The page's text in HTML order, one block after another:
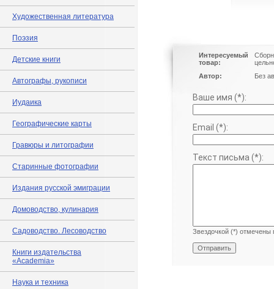
Художественная литература
Поэзия
Детские книги
Автографы, рукописи
Иудаика
Географические карты
Гравюры и литографии
Старинные фотографии
Издания русской эмиграции
Домоводство, кулинария
Садоводство. Лесоводство
Книги издательства
«Academia»
Наука и техника
Интересуемый
товар:
Автор:
Без
Ваше имя (*):
Email (*):
Текст письма (*):
Звездочкой (*) отмечены